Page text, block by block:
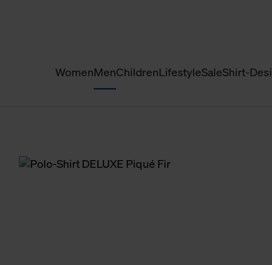
WomenMenChildrenLifestyleSaleShirt-